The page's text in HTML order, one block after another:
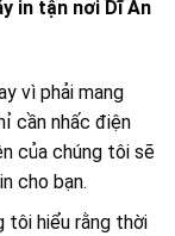
in tận nơi Dĩ An
vì phải mang
cần nhấc điện
của chúng tôi sẽ
cho bạn.
tôi hiểu rằng thời